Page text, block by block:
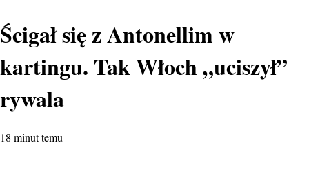
Ścigał się z Antonellim w
kartingu. Tak Włoch „uciszył”
rywala
18 minut temu